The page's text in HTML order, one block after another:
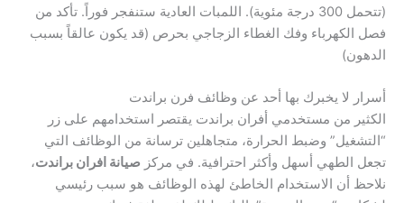
(تتحمل 300 درجة مئوية). اللمبات العادية ستنفجر فوراً. تأكد من
فصل الكهرباء وفك الغطاء الزجاجي بحرص (قد يكون عالقاً بسبب
الدهون)
أسرار لا يخبرك بها أحد عن وظائف فرن براندت
الكثير من مستخدمي أفران براندت يقتصر استخدامهم على زر
“التشغيل” وضبط الحرارة، متجاهلين ترسانة من الوظائف التي
تجعل الطهي أسهل وأكثر احترافية. في مركز صيانة افران براندت،
نلاحظ أن الاستخدام الخاطئ لهذه الوظائف هو سبب رئيسي